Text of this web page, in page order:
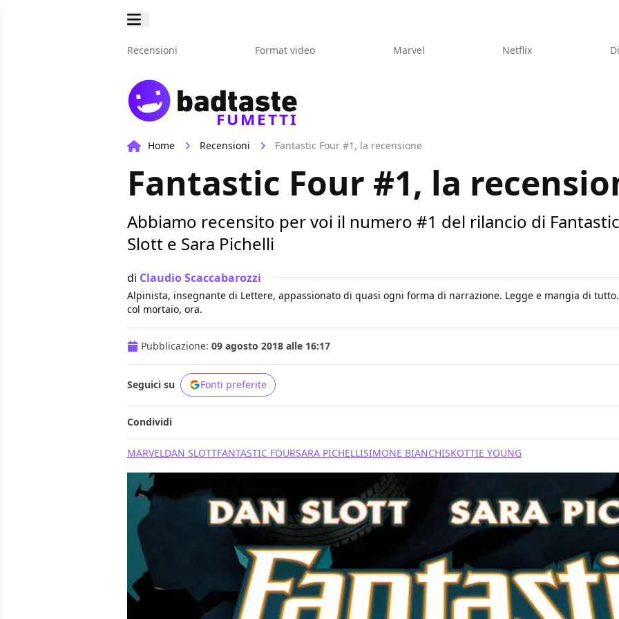
Recensioni Format video Marvel Netflix
FUMETTI
Home Recensioni Fantastic Four #1, la recensione
Fantastic Four #1, la
Abbiamo recensito per voi il numero #1 del rilancio di
Slott e Sara Pichelli
di Claudio Scaccabarozzi
Alpinista, insegnante di Lettere, appassionato di quasi ogni forma di narrazione. Legge e mangia di
col mortaio, ora.
Pubblicazione: 09 agosto 2018 alle 16:17
Seguici su Fonti preferite
Condividi
MARVELDAN SLOTTFANTASTIC FOURSARA PICHELLISIMONE BIANCHISKOTTIE YOUNG